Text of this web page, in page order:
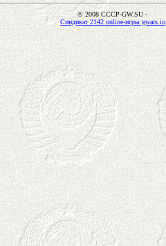
© 2008 CCCP-GW.SU -
Синдикат 2142 online-игры gwars.io